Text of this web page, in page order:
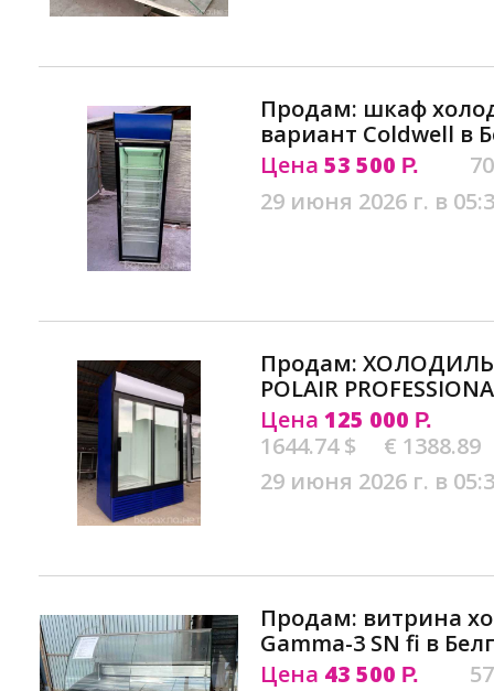
Продам: шкаф
вариант Coldwell в
Цена 53 500 Р.
29 июня 2026 г. в
Продам:
POLAIR
Цена 125 000 Р.
1644.74 $
€ 1388.89
29 июня 2026 г. в
Продам: витрина
Gamma-3 SN fi в
Цена 43 500 Р.